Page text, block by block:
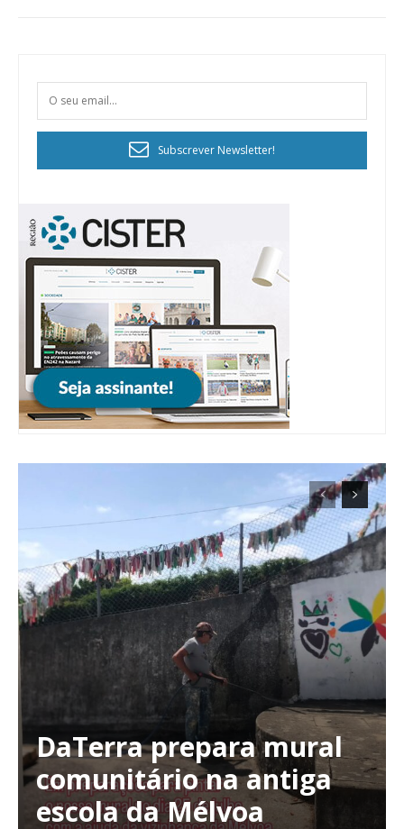
Planos de Assinatura
Faça-se assinante do Região de Cister e ajude-nos a manter este serviço
Subscrever Newsletter!
DaTerra prepara mural
comunitário na antiga
escola da Mélvoa